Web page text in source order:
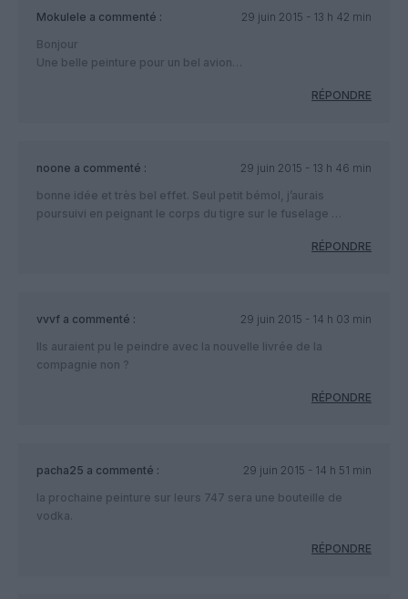
Mokulele a commenté :
29 juin 2015 - 13 h 42 min
Bonjour
Une belle peinture pour un bel avion…
RÉPONDRE
noone a commenté :
29 juin 2015 - 13 h 46 min
bonne idée et très bel effet. Seul petit bémol, j’aurais
poursuivi en peignant le corps du tigre sur le fuselage …
RÉPONDRE
vvvf a commenté :
29 juin 2015 - 14 h 03 min
Ils auraient pu le peindre avec la nouvelle livrée de la
compagnie non ?
RÉPONDRE
pacha25 a commenté :
29 juin 2015 - 14 h 51 min
la prochaine peinture sur leurs 747 sera une bouteille de
vodka.
RÉPONDRE